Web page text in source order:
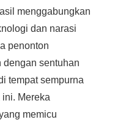
menggabungkan
dan narasi
penonton
dengan sentuhan
tempat sempurna
Mereka
memicu